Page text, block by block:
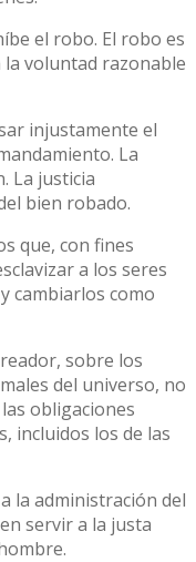
el robo. El robo es
voluntad razonable
injustamente el
La
La justicia
bien robado.
que, con fines
a los seres
cambiarlos como
sobre los
del universo, no
obligaciones
incluidos los de las
la administración del
servir a la justa